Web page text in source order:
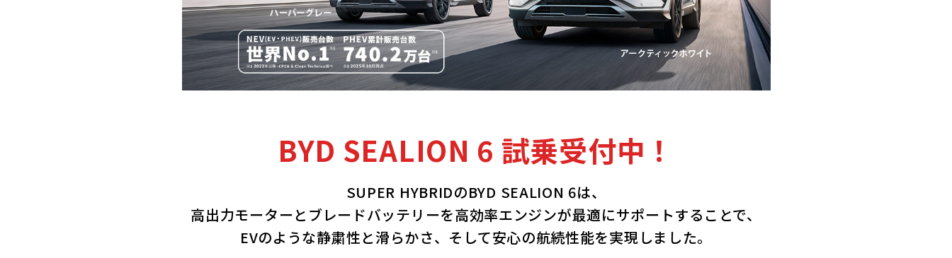
BYD SEALION 6 試乗受付中！
SUPER HYBRIDのBYD SEALION 6は、
高出力モーターとブレードバッテリーを高効率エンジンが最適にサポートすることで、
EVのような静粛性と滑らかさ、 そして安心の航続性能を実現しました。